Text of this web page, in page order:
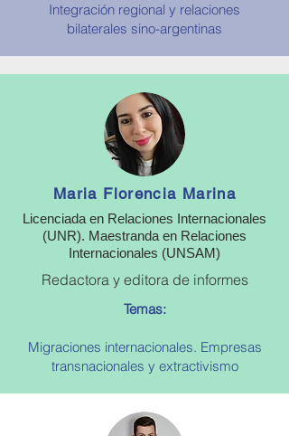
Integración regional y relaciones
bilaterales sino-argentinas
Maria Florencia Marina
Licenciada en Relaciones Internacionales
(UNR). Maestranda en Relaciones
Internacionales (UNSAM)
Redactora y editora de informes
Temas:
Migraciones internacionales. Empresas
transnacionales y extractivismo